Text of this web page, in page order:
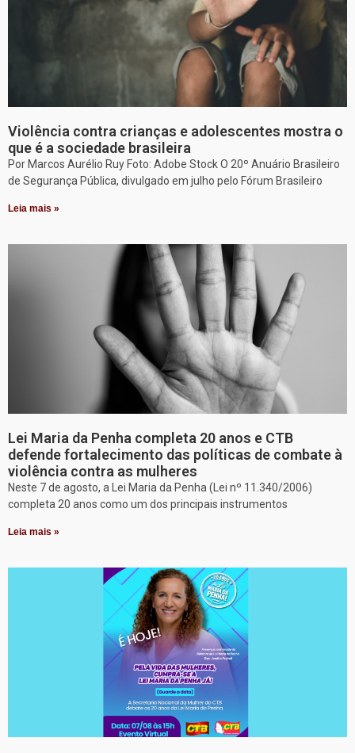
Violência contra crianças e adolescentes mostra o
que é a sociedade brasileira
Por Marcos Aurélio Ruy Foto: Adobe Stock O 20º Anuário Brasileiro
de Segurança Pública, divulgado em julho pelo Fórum Brasileiro
Leia mais »
Lei Maria da Penha completa 20 anos e CTB
defende fortalecimento das políticas de combate à
violência contra as mulheres
Neste 7 de agosto, a Lei Maria da Penha (Lei nº 11.340/2006)
completa 20 anos como um dos principais instrumentos
Leia mais »